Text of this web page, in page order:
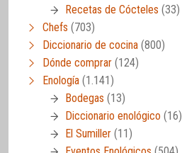
Recetas de Cócteles (33)
Chefs (703)
Diccionario de cocina (800)
Dónde comprar (124)
Enología (1.141)
Bodegas (13)
Diccionario enológico (16)
El Sumiller (11)